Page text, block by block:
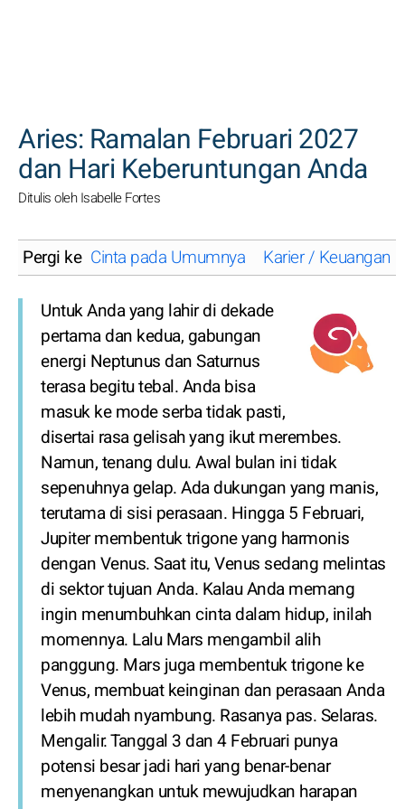
Aries: Ramalan Februari 2027
dan Hari Keberuntungan Anda
Ditulis oleh Isabelle Fortes
Pergi ke Cinta pada Umumnya Karier / Keuangan
Untuk Anda yang lahir di dekade
pertama dan kedua, gabungan
energi Neptunus dan Saturnus
terasa begitu tebal. Anda bisa
masuk ke mode serba tidak pasti,
disertai rasa gelisah yang ikut merembes.
Namun, tenang dulu. Awal bulan ini tidak
sepenuhnya gelap. Ada dukungan yang manis,
terutama di sisi perasaan. Hingga 5 Februari,
Jupiter membentuk trigone yang harmonis
dengan Venus. Saat itu, Venus sedang melintas
di sektor tujuan Anda. Kalau Anda memang
ingin menumbuhkan cinta dalam hidup, inilah
momennya. Lalu Mars mengambil alih
panggung. Mars juga membentuk trigone ke
Venus, membuat keinginan dan perasaan Anda
lebih mudah nyambung. Rasanya pas. Selaras.
Mengalir. Tanggal 3 dan 4 Februari punya
potensi besar jadi hari yang benar-benar
menyenangkan untuk mewujudkan harapan